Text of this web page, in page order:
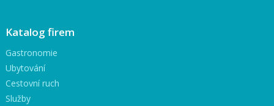
Katalog firem
Gastronomie
Ubytování
Cestovní ruch
Služby